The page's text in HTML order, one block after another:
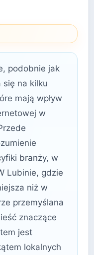
podobnie jak
się na kilku
mają wpływ
w
branży, w
Lubinie, gdzie
niż w
przemyślana
znaczące
jest
lokalnych